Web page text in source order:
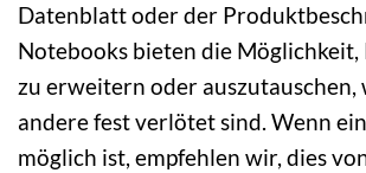
Datenblatt oder der
Notebooks bieten die
zu erweitern oder auszutauschen,
andere fest verlötet sind. Wenn
möglich ist, empfehlen wir, dies